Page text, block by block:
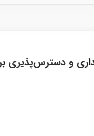
و دسترس‌پذیری